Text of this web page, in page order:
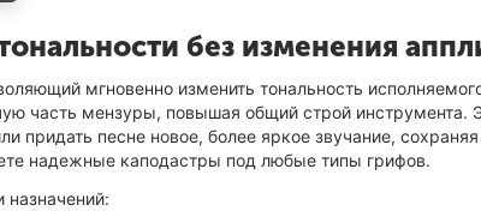
без изменения
мгновенно изменить тональность
часть мензуры, повышая общий строй инструмента.
придать песне новое, более яркое звучание,
надежные каподастры под любые типы грифов.